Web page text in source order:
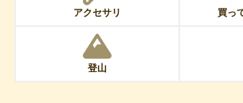
アクセサリ 買っ
登山